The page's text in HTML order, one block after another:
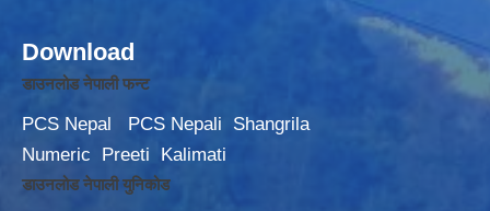
Download
डाउनलोड नेपाली फन्ट
PCS Nepal PCS Nepali
Shangrila
Numeric
Preeti Kalimati
डाउनलोड नेपाली युनिकोड